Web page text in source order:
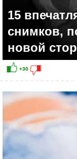
+9
15
снимков,
новой